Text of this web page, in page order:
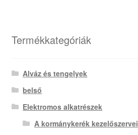
Termékkategóriák
Alváz és tengelyek
belső
Elektromos alkatrészek
A kormánykerék kezelőszervei